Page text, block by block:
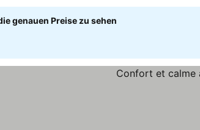
genauen Preise zu sehen